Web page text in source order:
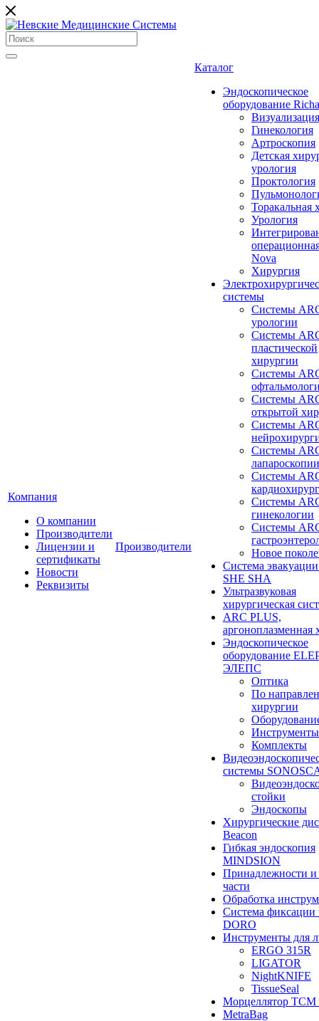
Компания
О компании
Производители
Лицензии и
сертификаты
Новости
Реквизиты
Производители
Каталог
Эндоскопическое
оборудование
Визуализация
Гинекология
Артроскопия
Детская
урология
Проктология
Торакальная
Урология
Nova
Хирургия
системы
Системы
урологии
Системы
пластической
хирургии
Системы
Системы
открытой
Системы
Системы
лапароскопии
Системы
Системы
гинекологии
Системы
Новое
Система
SHE SHA
Ультразвуковая
хирургическая
ARC PLUS,
аргоноплазменная
Эндоскопическое
оборудование
ЭЛЕПС
Оптика
По
хирургии
Инструменты
Комплекты
системы
стойки
Эндоскопы
Хирургические
Beacon
Гибкая эндоскопия
MINDSION
Принадлежности и
части
Обработка
Система фиксации
DORO
Инструменты для
ERGO 315R
LIGATOR
NightKNIFE
TissueSeal
Морцеллятор ТСМ
MetraBag